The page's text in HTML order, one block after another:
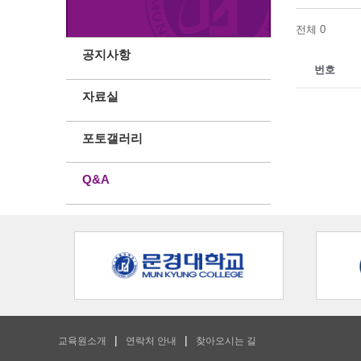
전체 0
번호
공지사항
자료실
포토갤러리
Q&A
교육원소개 연락처 안내 찾아오시는 길